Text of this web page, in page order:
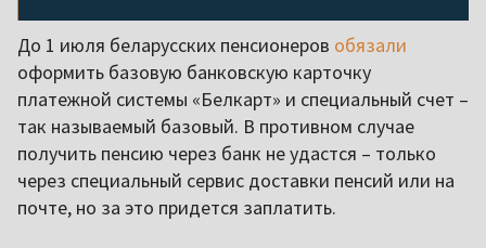
До 1 июля беларусских пенсионеров обязали
оформить базовую банковскую карточку
платежной системы «Белкарт» и специальный счет –
так называемый базовый. В противном случае
получить пенсию через банк не удастся – только
через специальный сервис доставки пенсий или на
почте, но за это придется заплатить.